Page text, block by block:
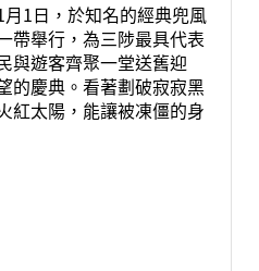
1日，於知名的經典兜風
帶舉行，為三陟最具代表
與遊客齊聚一堂送舊迎
的慶典。看著劃破寂寂黑
紅太陽，能讓被凍僵的身